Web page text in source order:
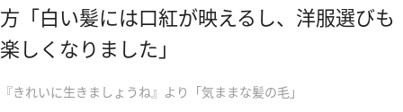
方「白い髪には口紅が映えるし、洋服選びも
楽しくなりました」
『きれいに生きましょうね』より「気ままな髪の毛」